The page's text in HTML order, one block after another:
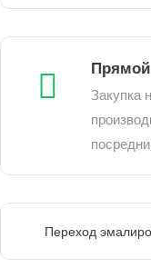
Закупка
Переход